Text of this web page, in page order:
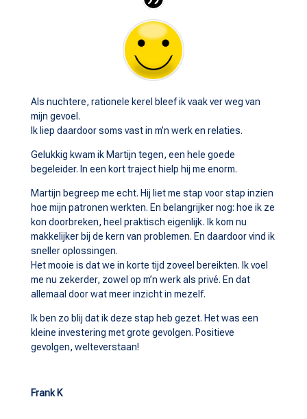
Als nuchtere, rationele kerel bleef ik vaak ver weg van
mijn gevoel.
Ik liep daardoor soms vast in m’n werk en relaties.
Gelukkig kwam ik Martijn tegen, een hele goede
begeleider. In een kort traject hielp hij me enorm.
Martijn begreep me echt. Hij liet me stap voor stap inzien
hoe mijn patronen werkten. En belangrijker nog: hoe ik ze
kon doorbreken, heel praktisch eigenlijk. Ik kom nu
makkelijker bij de kern van problemen. En daardoor vind ik
sneller oplossingen.
Het mooie is dat we in korte tijd zoveel bereikten. Ik voel
me nu zekerder, zowel op m’n werk als privé. En dat
allemaal door wat meer inzicht in mezelf.
Ik ben zo blij dat ik deze stap heb gezet. Het was een
kleine investering met grote gevolgen. Positieve
gevolgen, welteverstaan!
Frank K